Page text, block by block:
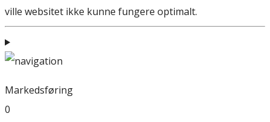
ville websitet ikke kunne fungere optimalt.
Markedsføring
0